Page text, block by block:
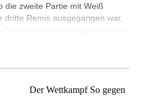
die zweite Partie mit Weiß
Remis ausgegangen war,
Der Wettkampf So gegen